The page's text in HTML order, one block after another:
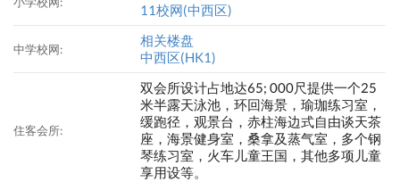
11校网(中西区)
中学校网:
相关楼盘
中西区(HK1)
住客会所:
双会所设计占地达65; 000尺提供一个25
米半露天泳池，环回海景，瑜珈练习室，
缓跑径，观景台，赤柱海边式自由谈天茶
座，海景健身室，桑拿及蒸气室，多个钢
琴练习室，火车儿童王国，其他多项儿童
享用设等。